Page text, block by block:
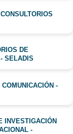
DE
SELADIS
-
INVESTIGACIÓN
-